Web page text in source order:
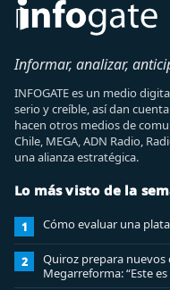
Informar, analizar,
INFOGATE es un medio
serio y creíble, así dan
hacen otros medios de
Chile, MEGA, ADN Radio,
una alianza estratégica.
Lo más visto de la
1 Cómo evaluar una
2
Quiroz prepara nuevos
Megarreforma: “Este